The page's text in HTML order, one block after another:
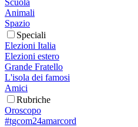
Scuola
Animali
Spazio
Speciali
Elezioni Italia
Elezioni estero
Grande Fratello
L'isola dei famosi
Amici
Rubriche
Oroscopo
#tgcom24amarcord